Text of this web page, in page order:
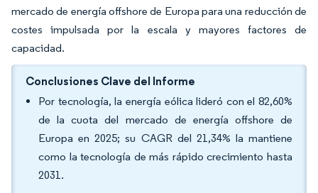
mercado de energía offshore de Europa para una reducción de
costes impulsada por la escala y mayores factores de
capacidad.
Conclusiones Clave del Informe
Por tecnología, la energía eólica lideró con el 82,60%
de la cuota del mercado de energía offshore de
Europa en 2025; su CAGR del 21,34% la mantiene
como la tecnología de más rápido crecimiento hasta
2031.